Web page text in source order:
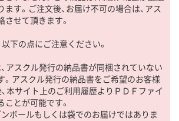
ます。ご注文後、お届け不可の場合は、アス
させて頂きます。
下の点にご注意ください。
、アスクル発行の納品書が同梱されていない
。アスクル発行の納品書をご希望のお客様
、本サイト上のご利用履歴よりＰＤＦファイ
ことが可能です。
ンボールもしくは袋でのお届けではありま